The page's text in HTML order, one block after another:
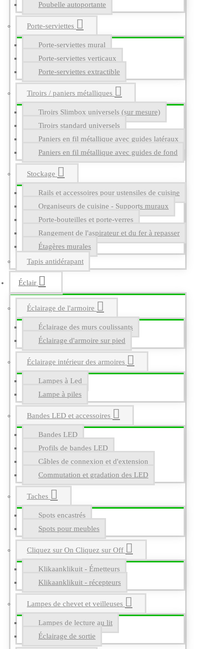
Poubelle autoportante
Porte-serviettes
Porte-serviettes mural
Porte-serviettes verticaux
Porte-serviettes extractible
Tiroirs / paniers métalliques
Tiroirs Slimbox universels (sur mesure)
Tiroirs standard universels
Paniers en fil métallique avec guides latéraux
Paniers en fil métallique avec guides de fond
Stockage
Rails et accessoires pour ustensiles de cuisine
Organiseurs de cuisine - Supports muraux
Porte-bouteilles et porte-verres
Rangement de l'aspirateur et du fer à repasser
Étagères murales
Tapis antidérapant
Éclair
Éclairage de l'armoire
Éclairage des murs coulissants
Éclairage d'armoire sur pied
Éclairage intérieur des armoires
Lampes à Led
Lampe à piles
Bandes LED et accessoires
Bandes LED
Profils de bandes LED
Câbles de connexion et d'extension
Commutation et gradation des LED
Taches
Spots encastrés
Spots pour meubles
Cliquez sur On Cliquez sur Off
Klikaanklikuit - Émetteurs
Klikaanklikuit - récepteurs
Lampes de chevet et veilleuses
Lampes de lecture au lit
Éclairage de sortie